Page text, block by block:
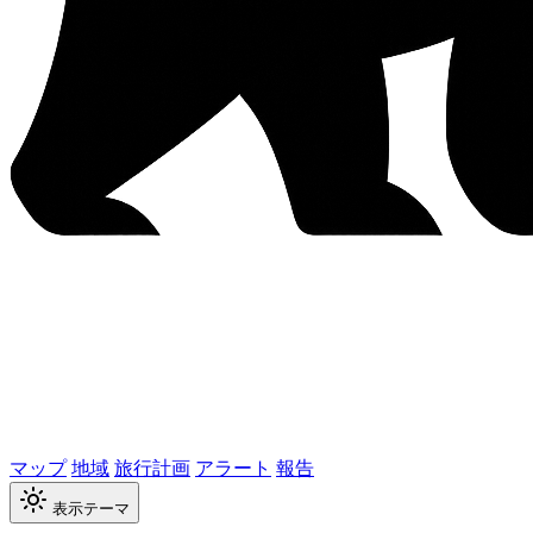
マップ地域旅行計画 アラート 報告
表示テーマ